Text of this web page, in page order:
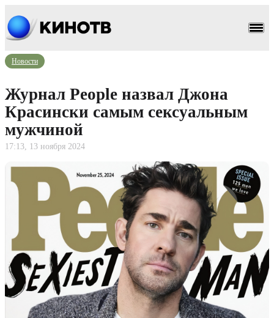
Новости
Журнал People назвал Джона
Красински самым сексуальным
мужчиной
17:13, 13 ноября 2024